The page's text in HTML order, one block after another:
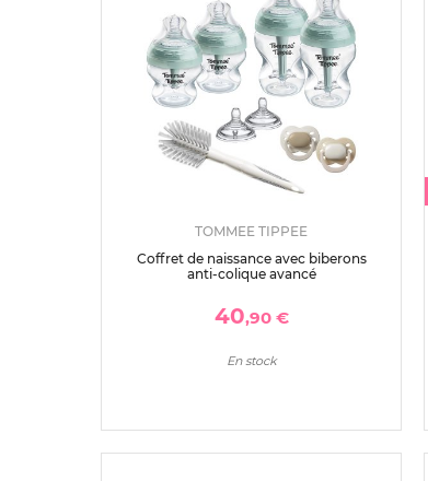
TOMMEE TIPPEE
Coffret de naissance avec biberons
anti-colique avancé
40,90 €
En stock